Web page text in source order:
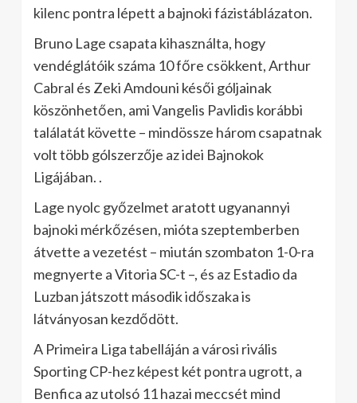
kilenc pontra lépett a bajnoki fázistáblázaton.
Bruno Lage csapata kihasználta, hogy
vendéglátóik száma 10 főre csökkent, Arthur
Cabral és Zeki Amdouni késői góljainak
köszönhetően, ami Vangelis Pavlidis korábbi
találatát követte – mindössze három csapatnak
volt több gólszerzője az idei Bajnokok
Ligájában. .
Lage nyolc győzelmet aratott ugyanannyi
bajnoki mérkőzésen, mióta szeptemberben
átvette a vezetést – miután szombaton 1-0-ra
megnyerte a Vitoria SC-t –, és az Estadio da
Luzban játszott második időszaka is
látványosan kezdődött.
A Primeira Liga tabelláján a városi rivális
Sporting CP-hez képest két pontra ugrott, a
Benfica az utolsó 11 hazai meccsét mind